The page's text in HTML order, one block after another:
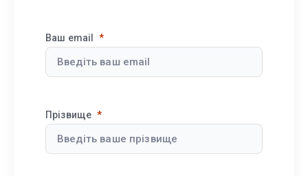
Ваш email
Прізвище